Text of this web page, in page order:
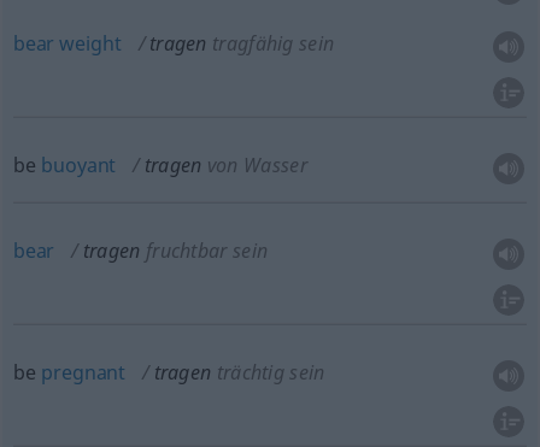
bear weight tragen tragfähig sein
be buoyant tragen von Wasser
bear tragen fruchtbar sein
be pregnant tragen trächtig sein